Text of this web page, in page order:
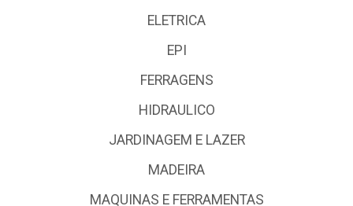
ELETRICA
EPI
FERRAGENS
HIDRAULICO
JARDINAGEM E LAZER
MADEIRA
MAQUINAS E FERRAMENTAS